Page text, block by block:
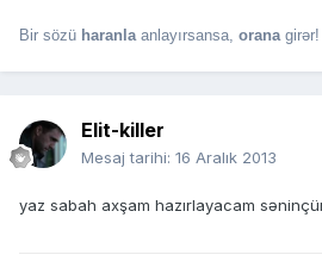
Bir sözü haranla anlayırsansa, orana girər!
Elit-killer
Mesaj tarihi: 16 Aralık 2013
yaz sabah axşam hazırlayacam